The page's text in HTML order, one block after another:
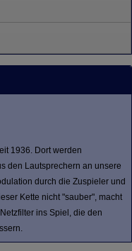
1936. Dort werden
den Lautsprechern an unsere
durch die Zuspieler und
Kette nicht "sauber", macht
ins Spiel, die den